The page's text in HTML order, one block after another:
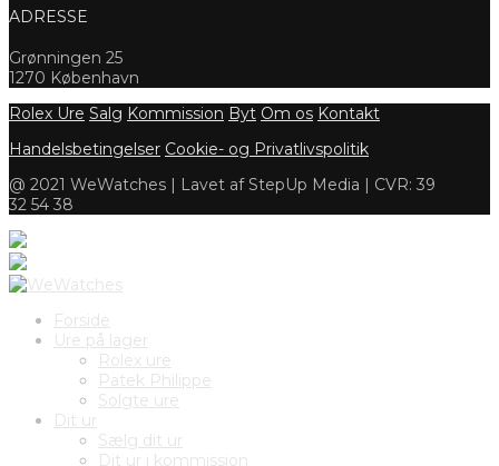
ADRESSE
Grønningen 25
1270 København
Rolex Ure Salg Kommission Byt Om os Kontakt
Handelsbetingelser Cookie- og Privatlivspolitik
@ 2021 WeWatches | Lavet af StepUp Media | CVR: 39
32 54 38
Forside
Ure på lager
Rolex ure
Patek Philippe
Solgte ure
Dit ur
Sælg dit ur
Dit ur i kommission